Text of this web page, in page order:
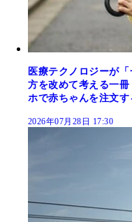
医療テクノロジーが
方を改めて考える一
ホで赤ちゃんを注文す
2026年07月28日 17:30